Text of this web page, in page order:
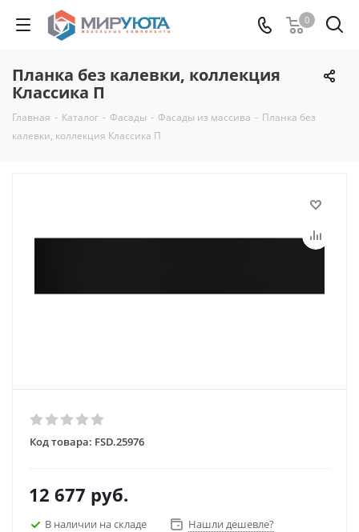
0
Планка без калевки, коллекция
Классика П
Главная - Каталог - Фасады - Фасады из массива - Планка без
калевки, коллекция Классика П
Код товара: FSD.25976
12 677 руб.
В наличии на складе Нашли дешевле?